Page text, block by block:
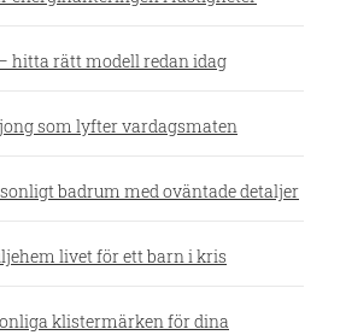
hitta rätt modell redan idag
som lyfter vardagsmaten
badrum med oväntade detaljer
livet för ett barn i kris
klistermärken för dina